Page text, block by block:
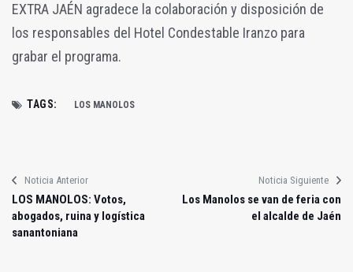
EXTRA JAÉN agradece la colaboración y disposición de
los responsables del Hotel Condestable Iranzo para
grabar el programa.
TAGS: LOS MANOLOS
Noticia Anterior
LOS MANOLOS: Votos,
abogados, ruina y logística
sanantoniana
Noticia Siguiente
Los Manolos se van de feria con
el alcalde de Jaén